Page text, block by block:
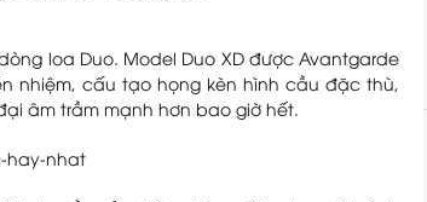
loa Duo. Model Duo XD được Avantgarde
nhiệm, cấu tạo họng kèn hình cầu đặc thù,
âm trầm mạnh hơn bao giờ hết.